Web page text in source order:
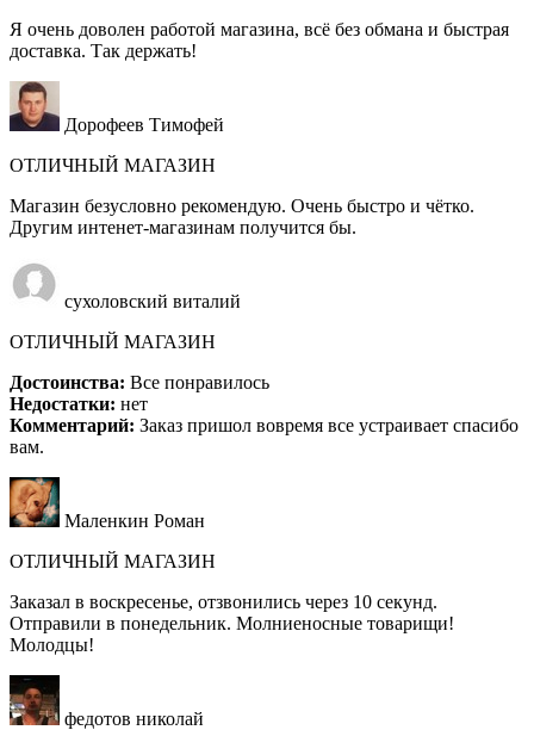
Я очень доволен работой магазина, всё без обмана и быстрая
доставка. Так держать!
Дорофеев Тимофей
ОТЛИЧНЫЙ МАГАЗИН
Магазин безусловно рекомендую. Очень быстро и чётко.
Другим интенет-магазинам получится бы.
сухоловский виталий
ОТЛИЧНЫЙ МАГАЗИН
Достоинства: Все понравилось
Недостатки: нет
Комментарий: Заказ пришол вовремя все устраивает спасибо
вам.
Маленкин Роман
ОТЛИЧНЫЙ МАГАЗИН
Заказал в воскресенье, отзвонились через 10 секунд.
Отправили в понедельник. Молниеносные товарищи!
Молодцы!
федотов николай